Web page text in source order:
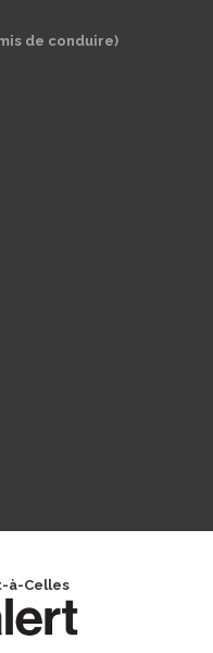
de conduire)
à-Celles